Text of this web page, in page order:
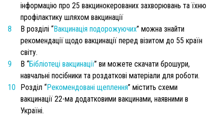
інформацію про 25 вакцинокерованих захворювань та їхню
профілактику шляхом вакцинації
В розділі “Вакцинація подорожуючих” можна знайти
рекомендації щодо вакцинації перед візитом до 55 країн
світу.
В “Бібліотеці вакцинації” ви можете скачати брошури,
навчальні посібники та роздаткові матеріали для роботи.
Розділ “Рекомендовані щеплення” містить схеми
вакцинації 22-ма додатковими вакцинами, наявними в
Україні.